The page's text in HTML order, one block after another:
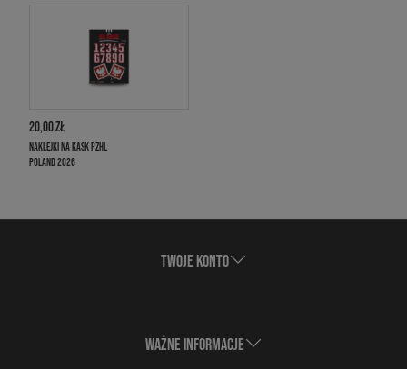
Co to jest i jak działa Twisto
Twisto Pay jest jedną z najwygodniejszych
metod płacenia za zakupy. Twisto opłaca
Twoje zamówienie,
20,00 ZŁ
NAKLEJKI NA KASK PZHL
POLAND 2026
TWOJE KONTO
WAŻNE INFORMACJE